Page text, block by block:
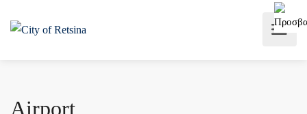
Airport